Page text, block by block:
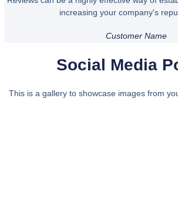
increasing your company's
Customer Name
Social Media
This is a gallery to showcase images from